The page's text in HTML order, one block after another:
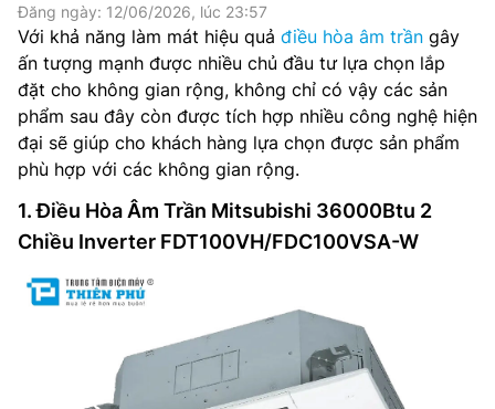
Đăng ngày: 12/06/2026, lúc 23:57
Với khả năng làm mát hiệu quả điều hòa âm trần gây
ấn tượng mạnh được nhiều chủ đầu tư lựa chọn lắp
đặt cho không gian rộng, không chỉ có vậy các sản
phẩm sau đây còn được tích hợp nhiều công nghệ hiện
đại sẽ giúp cho khách hàng lựa chọn được sản phẩm
phù hợp với các không gian rộng.
1. Điều Hòa Âm Trần Mitsubishi 36000Btu 2
Chiều Inverter FDT100VH/FDC100VSA-W